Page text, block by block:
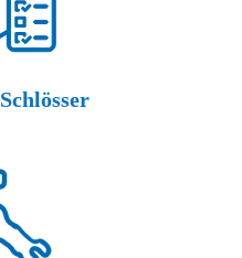
Schlösser